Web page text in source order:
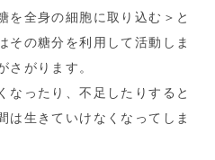
を全身の細胞に取り込む＞と
その糖分を利用して活動しま
さがります。
なったり、不足したりすると
は生きていけなくなってしま